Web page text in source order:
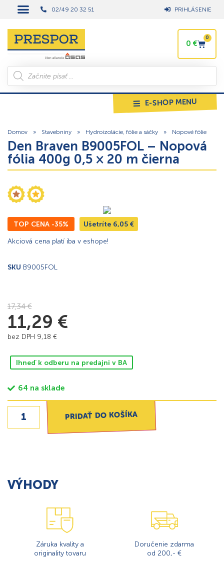
02/49 20 32 51 PRIHLÁSENIE
0 €
0
E-SHOP MENU
Domov » Stavebniny » Hydroizolácie, fólie a sáčky » Nopové fólie
Den Braven B9005FOL – Nopová
fólia 400g 0,5 × 20 m čierna
TOP CENA -35% Ušetríte 6,05 €
Akciová cena platí iba v eshope!
SKU B9005FOL
17,34€
11,29 €
bez DPH 9,18 €
Ihneď k odberu na predajni v BA
64 na sklade
PRIDAŤ DO KOŠÍKA
VÝHODY
Záruka kvality a
originality tovaru
Doručenie zdarma
od 200,- €